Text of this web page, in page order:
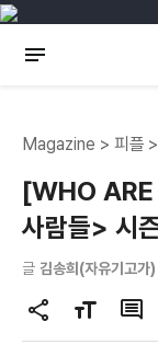
Magazine > 피플
[WHO ARE
사람들> 시
글 김송희(자유기고가)
공
유
글
자
댓
글